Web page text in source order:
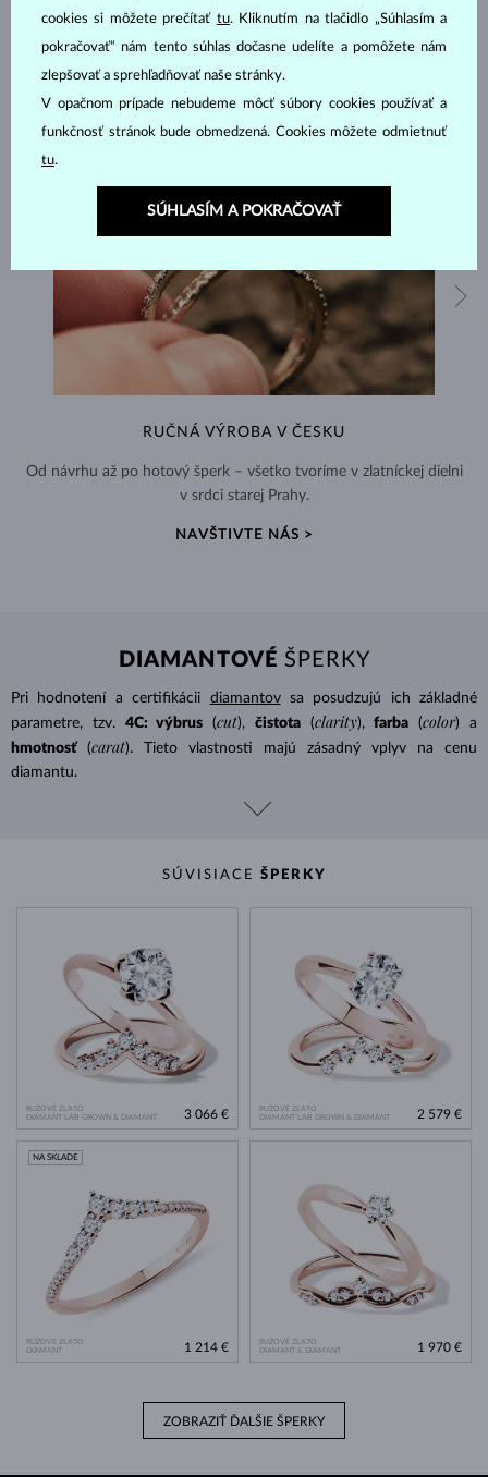
RUČNÁ VÝROBA V ČESKU
Od návrhu až po hotový šperk – všetko tvoríme v zlatníckej dielni
v srdci starej Prahy.
NAVŠTIVTE NÁS >
DIAMANTOVÉ ŠPERKY
Pri hodnotení a certifikácii diamantovsa posudzujú ich základné
parametre, tzv.
4C: výbrus (cut), čistota (clarity), farba (color) a
hmotnosť
(carat). Tieto vlastnosti majú zásadný vplyv na cenu
diamantu.
SÚVISIACE ŠPERKY
RUŽOVÉ ZLATO
DIAMANT LAB GROWN & DIAMANT
3 066 €
RUŽOVÉ ZLATO
DIAMANT LAB GROWN & DIAMANT
2 579 €
RUŽOVÉ ZLATO
DIAMANT
NA SKLADE
1 214 €
RUŽOVÉ ZLATO
DIAMANT & DIAMANT
1 970 €
ZOBRAZIŤ ĎALŠIE ŠPERKY
cookies si môžete prečítať tu. Kliknutím na tlačidlo „Súhlasím a
pokračovať“ nám tento súhlas dočasne udelíte a pomôžete nám
zlepšovať a sprehľadňovať naše stránky.
V opačnom prípade nebudeme môcť súbory cookies používať a
funkčnosť stránok bude obmedzená. Cookies môžete odmietnuť
tu.
SÚHLASÍM A POKRAČOVAŤ